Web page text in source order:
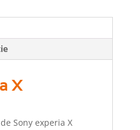
X
Sony experia X